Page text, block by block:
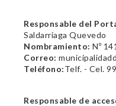
Responsable del
Saldarriaga Quevedo
Nombramiento: Nº
Correo:
Teléfono:Telf. - Cel.
Responsable de